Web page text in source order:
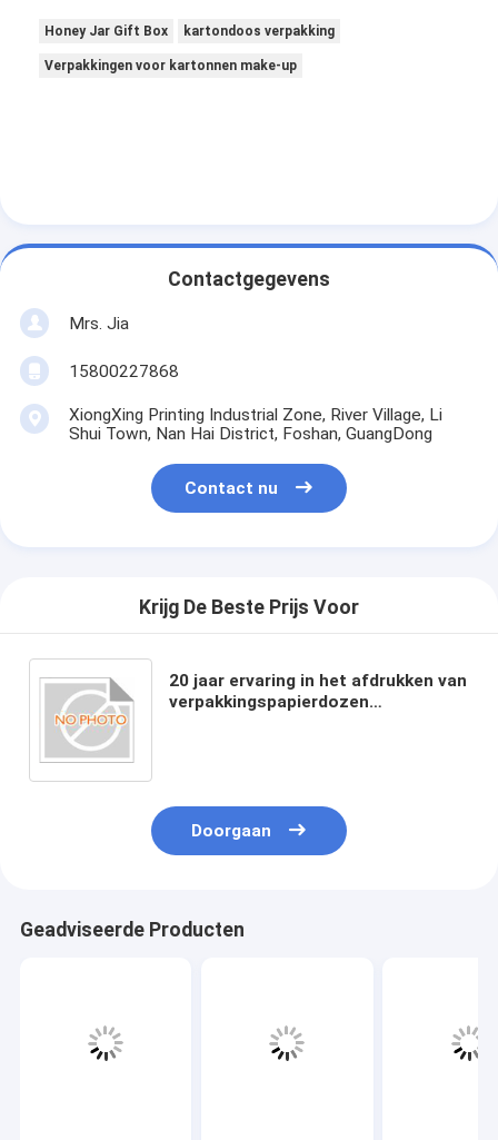
Honey Jar Gift Box kartondoos verpakking
Verpakkingen voor kartonnen make-up
Contactgegevens
Mrs. Jia
15800227868
XiongXing Printing Industrial Zone, River Village, Li
Shui Town, Nan Hai District, Foshan, GuangDong
Contact nu
Krijg De Beste Prijs Voor
20 jaar ervaring in het afdrukken van
verpakkingspapierdozen
Doorgaan
Geadviseerde Producten